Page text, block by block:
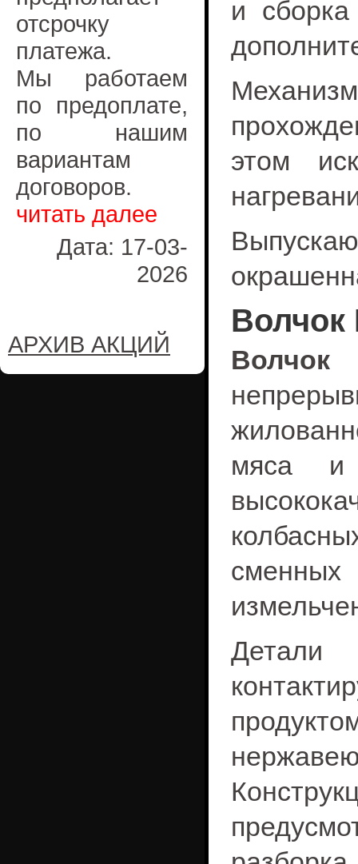
отсрочку
платежа.
Мы работаем
по предоплате,
по нашим
вариантам
договоров.
читать далее
Дата: 17-03-
2026
АРХИВ АКЦИЙ
и
этом
Волчок
мяса и